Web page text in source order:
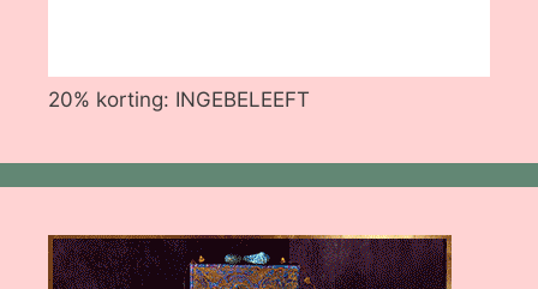
20% korting: INGEBELEEFT